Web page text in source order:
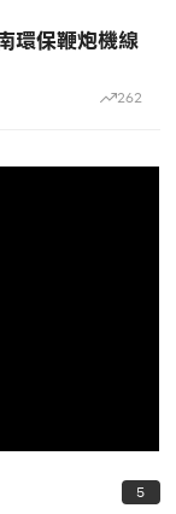
環保鞭炮機線
262
5